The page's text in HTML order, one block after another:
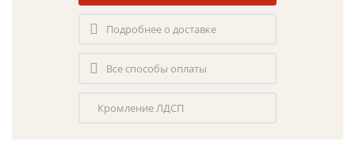
Подробнее о доставке
Все способы оплаты
Кромление ЛДСП